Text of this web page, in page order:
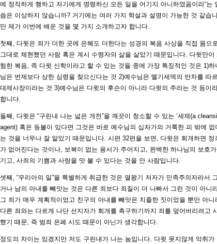
에 정직하게 행하고 자기에게 명령하신 모든 일을 어기지 아니하였음이라“는
씀은 이상하지 않습니까? 거기에는 여러 가지 학설과 설명이 가능한 것 같습
만 제가 이번에 배운 것을 몇 가지 소개하고자 합니다.
첫째, 다윗은 죄가 더한 곳에 은혜도 더한다는 성경의 복음 사상을 직접 몸으
그대로 체현했던 사람 혹은 계시 수령자의 삶을 살았기 때문입니다. 다윗만이
험한 복음, 즉 다윗 신학이라고 할 수 있는 것들 중에 가장 특징적인 것은 1)하
님은 번제보다 상한 심령을 찾으신다는 것 2)예수님은 멜기세덱의 반차를 따
대제사장이라는 것 3)예수님은 다윗의 후손이 아니라 다윗의 주라는 것 등이
합니다.
둘째, 다윗은 “구린내 나는 넓은 개천”을 깨끗이 청소할 수 있는 ‘세제(a
agent) 혹은 등불이 있다면 그것은 바로 예수님의 십자가의 거룩한 피 밖에 없
는 것을 너무나 잘 알았기 때문입니다. 시편 32편을 보면, 다윗은 회개하면 정
가 없어진다는 것이나, 보복이 없는 용서가 주어지고, 완벽한 하나님의 보호
기고, 사죄의 기쁨과 사랑을 맛 볼 수 있다는 것을 안 사람입니다.
셋째, “우리아의 일”을 특별하게 취급한 것은 열왕기 저자가 민족주의자라서
거나 남의 아내를 빼앗는 것은 다른 죄보다 죄질이 더 나빠서 그런 것이 아니
그 죄가 매우 계획적이었고 친구의 아내를 빼앗은 치졸한 짓이었을 뿐만 아니
다른 죄와는 다르게 나단 선지자가 회개를 촉구하기까지 죄를 덮어버리려고
했기 때문, 즉 범죄 은폐 시도 때문이 아닌가 생각합니다.
정도의 차이는 있겠지만 저도 구린내가 나는 놈입니다. 다윗 못지않게 악취가